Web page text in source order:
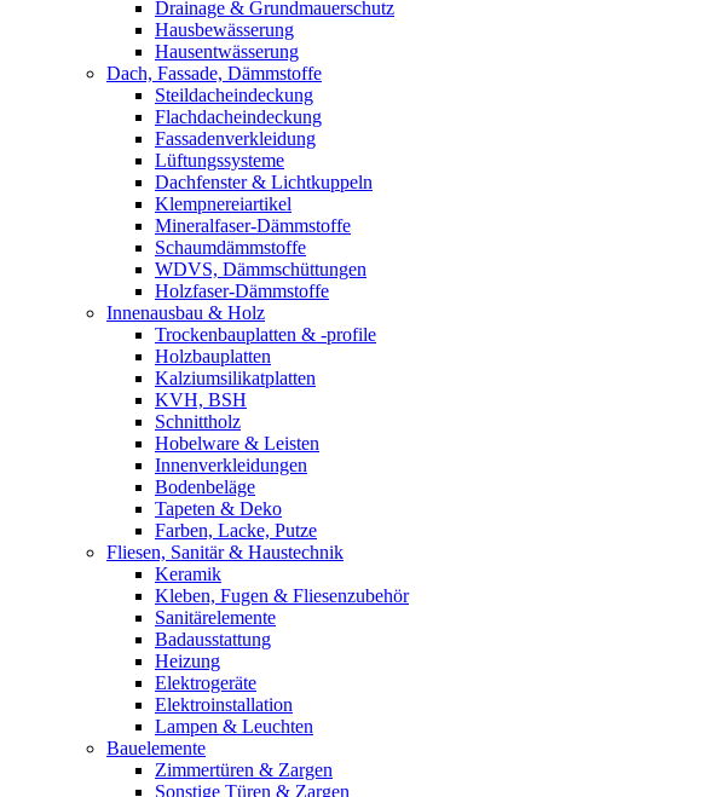
Drainage & Grundmauerschutz
Hausbewässerung
Hausentwässerung
Dach, Fassade, Dämmstoffe
Steildacheindeckung
Flachdacheindeckung
Fassadenverkleidung
Lüftungssysteme
Dachfenster & Lichtkuppeln
Klempnereiartikel
Mineralfaser-Dämmstoffe
Schaumdämmstoffe
WDVS, Dämmschüttungen
Holzfaser-Dämmstoffe
Innenausbau & Holz
Trockenbauplatten & -profile
Holzbauplatten
Kalziumsilikatplatten
KVH, BSH
Schnittholz
Hobelware & Leisten
Innenverkleidungen
Bodenbeläge
Tapeten & Deko
Farben, Lacke, Putze
Fliesen, Sanitär & Haustechnik
Keramik
Kleben, Fugen & Fliesenzubehör
Sanitärelemente
Badausstattung
Heizung
Elektrogeräte
Elektroinstallation
Lampen & Leuchten
Bauelemente
Zimmertüren & Zargen
Sonstige Türen & Zargen